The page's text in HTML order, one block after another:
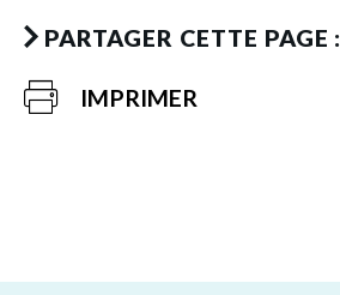
PARTAGER CETTE PAGE :
IMPRIMER